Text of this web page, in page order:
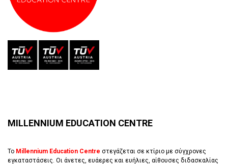
MILLENNIUM EDUCATION CENTRE
Το Millennium Education Centre στεγάζεται σε κτίριο με σύγχρονες
εγκαταστάσεις. Οι άνετες, ευάερες και ευήλιες, αίθουσες διδασκαλίας